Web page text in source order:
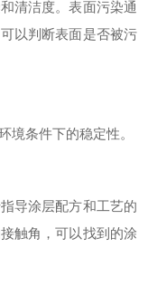
清洁度。表面污染通
以判断表面是否被污
境条件下的稳定性。
导涂层配方和工艺的
触角，可以找到的涂